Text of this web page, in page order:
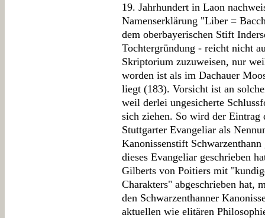
19. Jahrhundert in Laon
Namenserklärung "Liber =
dem oberbayerischen Stift
Tochtergründung - reicht nicht
Skriptorium zuzuweisen, nur
worden ist als im Dachauer
liegt (183). Vorsicht ist an
weil derlei ungesicherte
sich ziehen. So wird der
Stuttgarter Evangeliar als
Kanonissenstift
dieses Evangeliar geschrieben
Gilberts von Poitiers mit
Charakters" abgeschrieben hat,
den Schwarzenthanner
aktuellen wie elitären